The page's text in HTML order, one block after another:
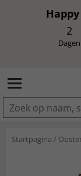
2
Dagen
Startpagina /